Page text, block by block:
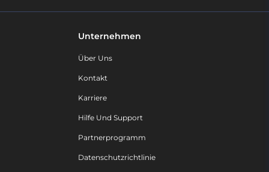
Unternehmen
Über Uns
Kontakt
Karriere
Hilfe Und Support
Partnerprogramm
Datenschutzrichtlinie